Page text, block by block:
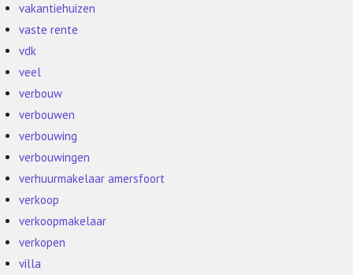
vakantiehuizen
vaste rente
vdk
veel
verbouw
verbouwen
verbouwing
verbouwingen
verhuurmakelaar amersfoort
verkoop
verkoopmakelaar
verkopen
villa